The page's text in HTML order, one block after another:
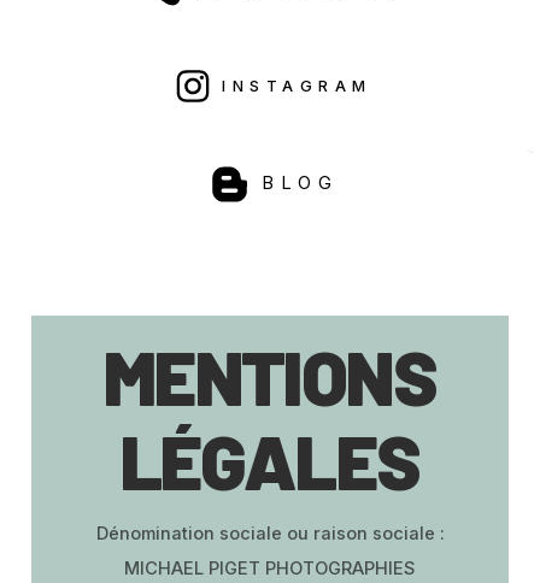
INSTAGRAM
BLOG
MENTIONS
LÉGALES
Dénomination sociale ou raison sociale :
MICHAEL PIGET PHOTOGRAPHIES